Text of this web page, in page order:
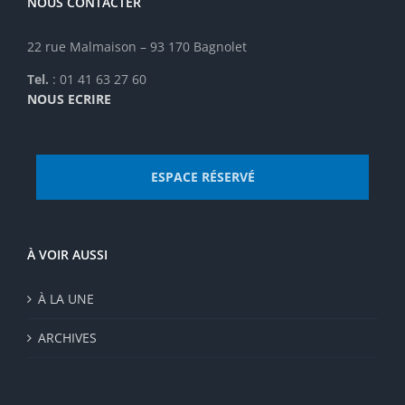
22 rue Malmaison – 93 170 Bagnolet
Tel. : 01 41 63 27 60
NOUS ECRIRE
ESPACE RÉSERVÉ
À VOIR AUSSI
À LA UNE
ARCHIVES